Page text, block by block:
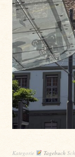
Kategorie Tagebuch